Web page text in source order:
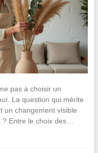
pas à choisir un
La question qui mérite
un changement visible
Entre le choix des…